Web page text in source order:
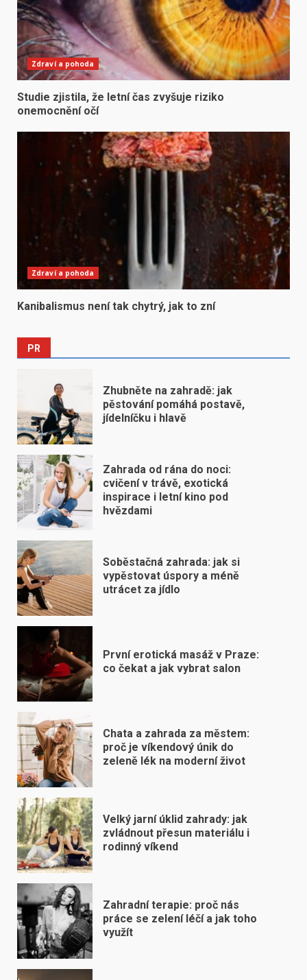
Zdraví a pohoda
Studie zjistila, že letní čas zvyšuje riziko
onemocnění očí
Zdraví a pohoda
Kanibalismus není tak chytrý, jak to zní
PR
Zhubněte na zahradě: jak
pěstování pomáhá postavě,
jídelníčku i hlavě
Zahrada od rána do noci:
cvičení v trávě, exotická
inspirace i letní kino pod
hvězdami
Soběstačná zahrada: jak si
vypěstovat úspory a méně
utrácet za jídlo
První erotická masáž v Praze:
co čekat a jak vybrat salon
Chata a zahrada za městem:
proč je víkendový únik do
zeleně lék na moderní život
Velký jarní úklid zahrady: jak
zvládnout přesun materiálu i
rodinný víkend
Zahradní terapie: proč nás
práce se zelení léčí a jak toho
využít